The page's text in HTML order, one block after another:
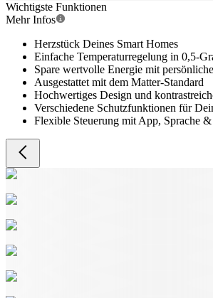
Wichtigste Funktionen
Mehr Infos
Herzstück Deines Smart Homes
Einfache Temperaturregelung in 0,5-
Spare wertvolle Energie mit
Ausgestattet mit dem Matter-Standard
Hochwertiges Design und
Verschiedene Schutzfunktionen für
Flexible Steuerung mit App, Sprache